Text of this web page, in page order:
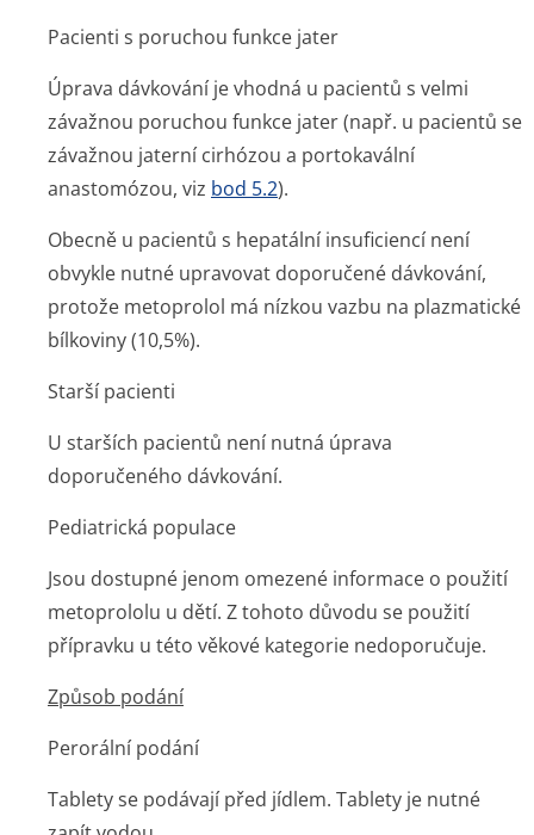
Pacienti s poruchou funkce jater
Úprava dávkování je vhodná u pacientů s velmi
závažnou poruchou funkce jater (např. u pacientů se
závažnou jaterní cirhózou a portokavální
anastomózou, viz bod 5.2).
Obecně u pacientů s hepatální insuficiencí není
obvykle nutné upravovat doporučené dávkování,
protože metoprolol má nízkou vazbu na plazmatické
bílkoviny (10,5%).
Starší pacienti
U starších pacientů není nutná úprava
doporučeného dávkování.
Pediatrická populace
Jsou dostupné jenom omezené informace o použití
metoprololu u dětí. Z tohoto důvodu se použití
přípravku u této věkové kategorie nedoporučuje.
Způsob podání
Perorální podání
Tablety se podávají před jídlem. Tablety je nutné